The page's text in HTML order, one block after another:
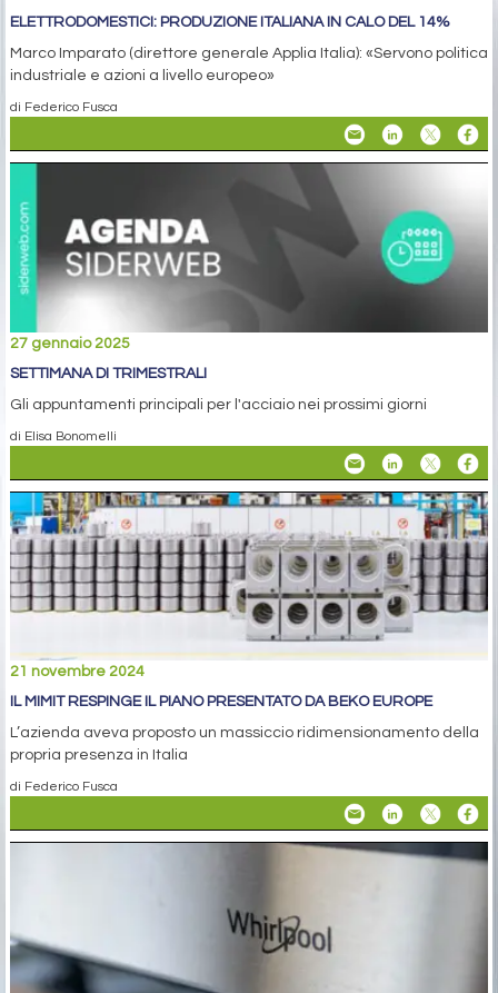
ELETTRODOMESTICI: PRODUZIONE ITALIANA IN CALO DEL 14%
Marco Imparato (direttore generale Applia Italia): «Servono politica
industriale e azioni a livello europeo»
di Federico Fusca
27 gennaio 2025
SETTIMANA DI TRIMESTRALI
Gli appuntamenti principali per l'acciaio nei prossimi giorni
di Elisa Bonomelli
21 novembre 2024
IL MIMIT RESPINGE IL PIANO PRESENTATO DA BEKO EUROPE
L’azienda aveva proposto un massiccio ridimensionamento della
propria presenza in Italia
di Federico Fusca